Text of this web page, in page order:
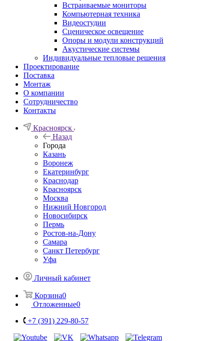
Встраиваемые мониторы
Компьютерная техника
Видеостудии
Cценическое освещение
Опоры и модули конструкций
Акустические системы
Индивидуальные тепловые решения
Проектирование
Поставка
Монтаж
О компании
Сотрудничество
Контакты
Красноярск
Назад
Города
Казань
Воронеж
Екатеринбург
Краснодар
Красноярск
Москва
Нижний Новгород
Новосибирск
Пермь
Ростов-на-Дону
Самара
Санкт Петербург
Уфа
Личный кабинет
Корзина0
Отложенные0
+7 (391) 229-80-57